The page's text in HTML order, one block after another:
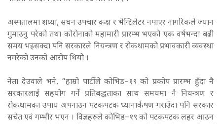
अस्पतालमा शय्या, सघन उपचार कक्ष र भेन्टिलेटर नपाएर नागरिकले ज्यान
गुमाउनु परेको तथा कोरोनाको महामारी प्रारम्भ भएको एक वर्षभन्दा बढी
समय भइसक्दा पनि सरकारले नियन्त्रण र रोकथामको प्रभावकारी व्यवस्था
नगरेको उनको आरोप थियो ।
नेता देउवाले भने, “हाम्रो पार्टीले कोभिड–१९ को प्रकोप प्रारम्भ हुँदा नै
सरकारलाई सहयोग गर्ने प्रतिबद्धताका साथ समयमा नै नियन्त्रण र
रोकथामका उपाय अपनाउन पटकपटक ध्यानार्कषण गराउँदा पनि सरकार
सचेत एवं गम्भीर भएन । विज्ञहरुले कोभिड–१९ को पटकपटक लहर आउन